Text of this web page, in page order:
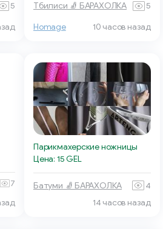
5 Тбилиси 🧦 БАРАХОЛКА 5
Homage 10 часов назад
7
Парикмахерские ножницы
Цена: 15 GEL
Батуми 🧦 БАРАХОЛКА
4
14 часов назад